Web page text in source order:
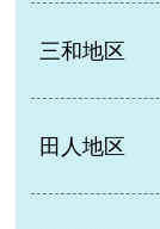
三和地区
田人地区